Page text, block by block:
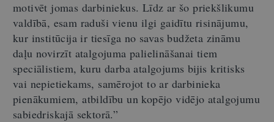
motivēt jomas darbiniekus. Līdz ar šo priekšlikumu
valdībā, esam raduši vienu ilgi gaidītu risinājumu,
kur institūcija ir tiesīga no savas budžeta zināmu
daļu novirzīt atalgojuma palielināšanai tiem
speciālistiem, kuru darba atalgojums bijis kritisks
vai nepietiekams, samērojot to ar darbinieka
pienākumiem, atbildību un kopējo vidējo atalgojumu
sabiedriskajā sektorā.”